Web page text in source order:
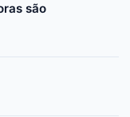
são